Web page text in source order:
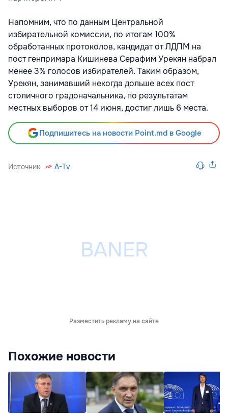
Напомним, что по данным Центральной
избирательной комиссии, по итогам 100%
обработанных протоколов, кандидат от ЛДПМ на
пост генпримара Кишинева Серафим Урекян набрал
менее 3% голосов избирателей. Таким образом,
Урекян, занимавший некогда дольше всех пост
столичного градоначальника, по результатам
местных выборов от 14 июня, достиг лишь 6 места.
Подпишитесь на новости Point.md в Google
Источник A-Tv
Разместить рекламу на сайте
Похожие новости